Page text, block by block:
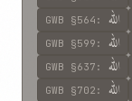
GWB §564 : الله
GWB §599 : الله
GWB §637 : الله
GWB §702 : الله